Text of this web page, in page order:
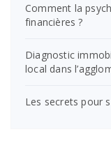
Comment la
financières ?
Diagnostic
local dans
Les secrets pour